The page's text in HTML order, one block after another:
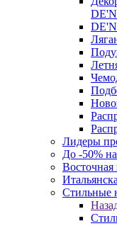
Лидеры
До -50%
Восточная
Стильные